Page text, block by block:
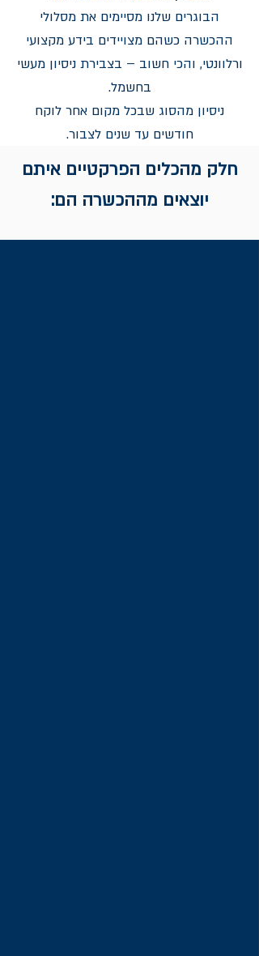
הבוגרים שלנו מסיימים את מסלולי
ההכשרה כשהם מצויידים בידע מקצועי
ורלוונטי, והכי חשוב – בצבירת ניסיון מעשי
בחשמל.
ניסיון מהסוג שבכל מקום אחר לוקח
חודשים עד שנים לצבור.
חלק מהכלים הפרקטיים איתם
יוצאים מההכשרה הם: